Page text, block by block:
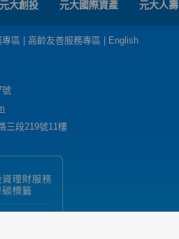
元大創投 元大國際資產 元大人壽
區 高齡友善服務專區 English
號
三段219號11樓